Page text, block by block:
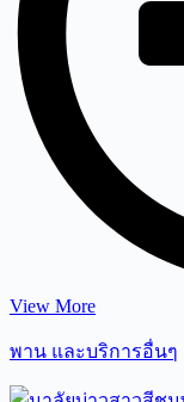
View More
พาน และบริการอื่นๆ